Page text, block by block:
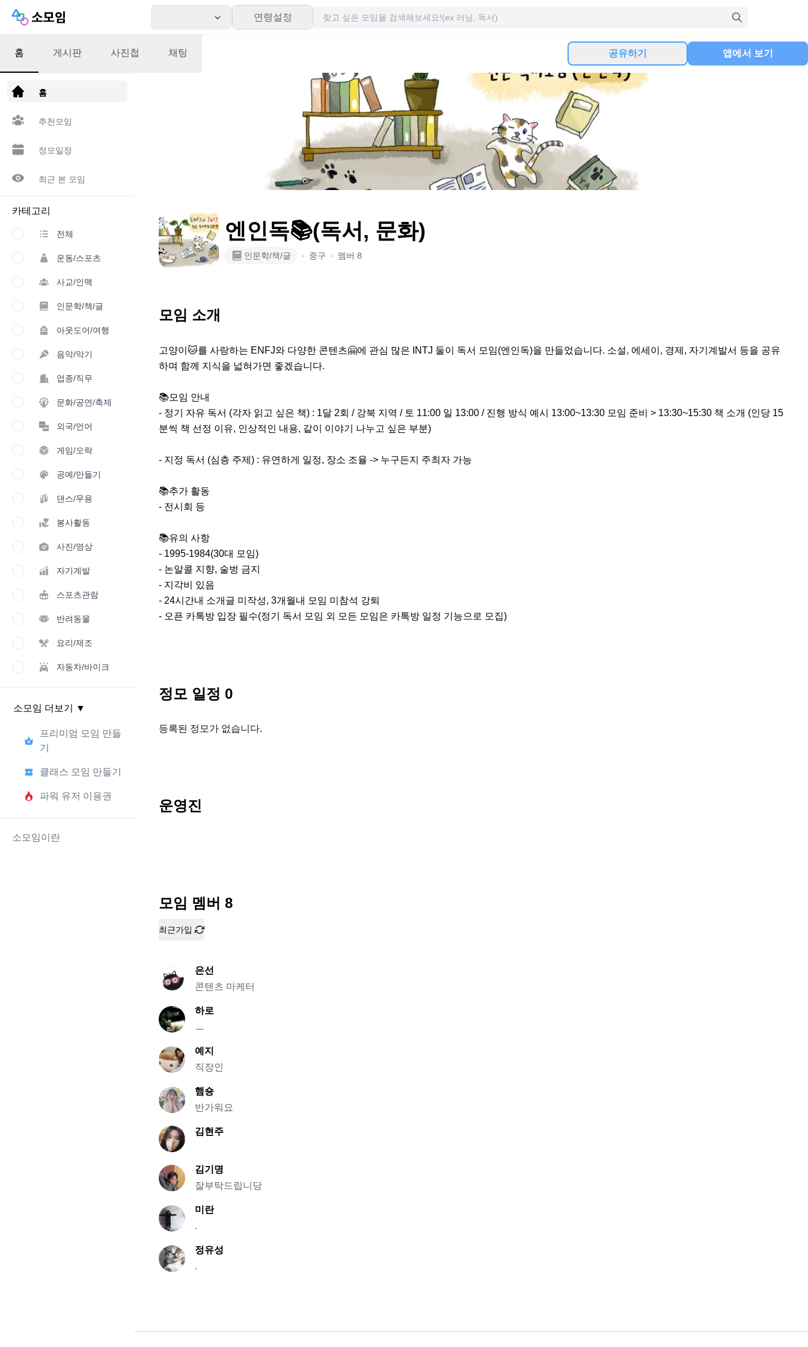
연령설정
앱 다운로드
홈
추천모임
정모일정
최근 본 모임
카테고리
전체
운동/스포츠
사교/인맥
인문학/책/글
아웃도어/여행
음악/악기
업종/직무
문화/공연/축제
외국/언어
게임/오락
공예/만들기
댄스/무용
봉사활동
사진/영상
자기계발
스포츠관람
반려동물
요리/제조
자동차/바이크
소모임 더보기 ▼
프리미엄 모임 만들
기
클래스 모임 만들기
파워 유저 이용권
소모임이란
홈 게시판 사진첩 채팅 공유하기 앱에서 보기
엔인독📚(독서, 문화)
인문학/책/글 ∙ 중구 ∙ 멤버 8
모임 소개
고양이🐱를 사랑하는 ENFJ와 다양한 콘텐츠🤗에 관심 많은 INTJ 둘이 독서 모임(엔인독)을 만들었습니다. 소설, 에세이, 경제, 자기계발서 등을 공유
하며 함께 지식을 넓혀가면 좋겠습니다.
📚모임 안내
- 정기 자유 독서 (각자 읽고 싶은 책) : 1달 2회 / 강북 지역 / 토 11:00 일 13:00 / 진행 방식 예시 13:00~13:30 모임 준비 > 13:30~15:30 책 소개 (인당 15
분씩 책 선정 이유, 인상적인 내용, 같이 이야기 나누고 싶은 부분)
- 지정 독서 (심층 주제) : 유연하게 일정, 장소 조율 -> 누구든지 주최자 가능
📚추가 활동
- 전시회 등
📚유의 사항
- 1995-1984(30대 모임)
- 논알콜 지향, 술벙 금지
- 지각비 있음
- 24시간내 소개글 미작성, 3개월내 모임 미참석 강퇴
- 오픈 카톡방 입장 필수(정기 독서 모임 외 모든 모임은 카톡방 일정 기능으로 모집)
정모 일정 0
등록된 정모가 없습니다.
운영진
모임 멤버 8
최근가입
은선
콘텐츠 마케터
하로
ㅡ
예지
직장인
햄숑
반가워요
김현주
김기명
잘부탁드립니당
미란
.
정유성
.